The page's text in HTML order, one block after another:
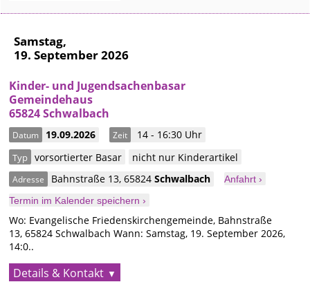
Samstag,
19. September 2026
Kinder- und Jugendsachenbasar
Gemeindehaus
65824 Schwalbach
Datum 19.09.2026 Zeit 14 - 16:30 Uhr
Typ vorsortierter Basar nicht nur Kinderartikel
Adresse Bahnstraße 13,65824Schwalbach
Anfahrt ›
Termin im Kalender speichern ›
Wo: Evangelische Friedenskirchengemeinde, Bahnstraße
13, 65824 Schwalbach Wann: Samstag, 19. September 2026,
14:0..
Details & Kontakt